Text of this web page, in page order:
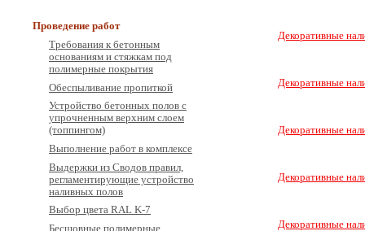
Проведение работ
Требования к бетонным
основаниям и стяжкам под
полимерные покрытия
Обеспыливание пропиткой
Устройство бетонных полов с
упрочненным верхним слоем
(топпингом)
Выполнение работ в комплексе
Выдержки из Сводов правил,
регламентирующие устройство
наливных полов
Выбор цвета RAL K-7
Бесшовные полимерные
Декоративные
Декоративные
Декоративные
Декоративные
Декоративные